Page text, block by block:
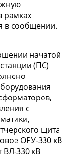
рамках
в сообщении.
начатой
(ПС)
с
щита
ОРУ-330 кВ
ВЛ-330 кВ